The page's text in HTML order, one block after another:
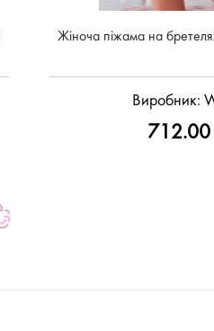
Жіноча піжама на
Виробник:
712.00